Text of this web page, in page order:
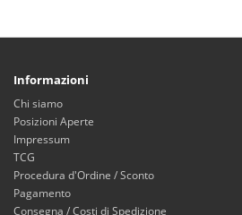
Informazioni
Chi siamo
Posizioni Aperte
Impressum
TCG
Procedura d'Ordine / Sconto
Pagamento
Consegna / Costi di Spedizione